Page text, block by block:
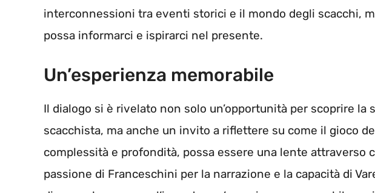
interconnessioni tra eventi storici e il mondo degli scacchi,
possa informarci e ispirarci nel presente.
Un’esperienza memorabile
Il dialogo si è rivelato non solo un’opportunità per scoprire la
scacchista, ma anche un invito a riflettere su come il gioco
complessità e profondità, possa essere una lente attraverso
passione di Franceschini per la narrazione e la capacità di